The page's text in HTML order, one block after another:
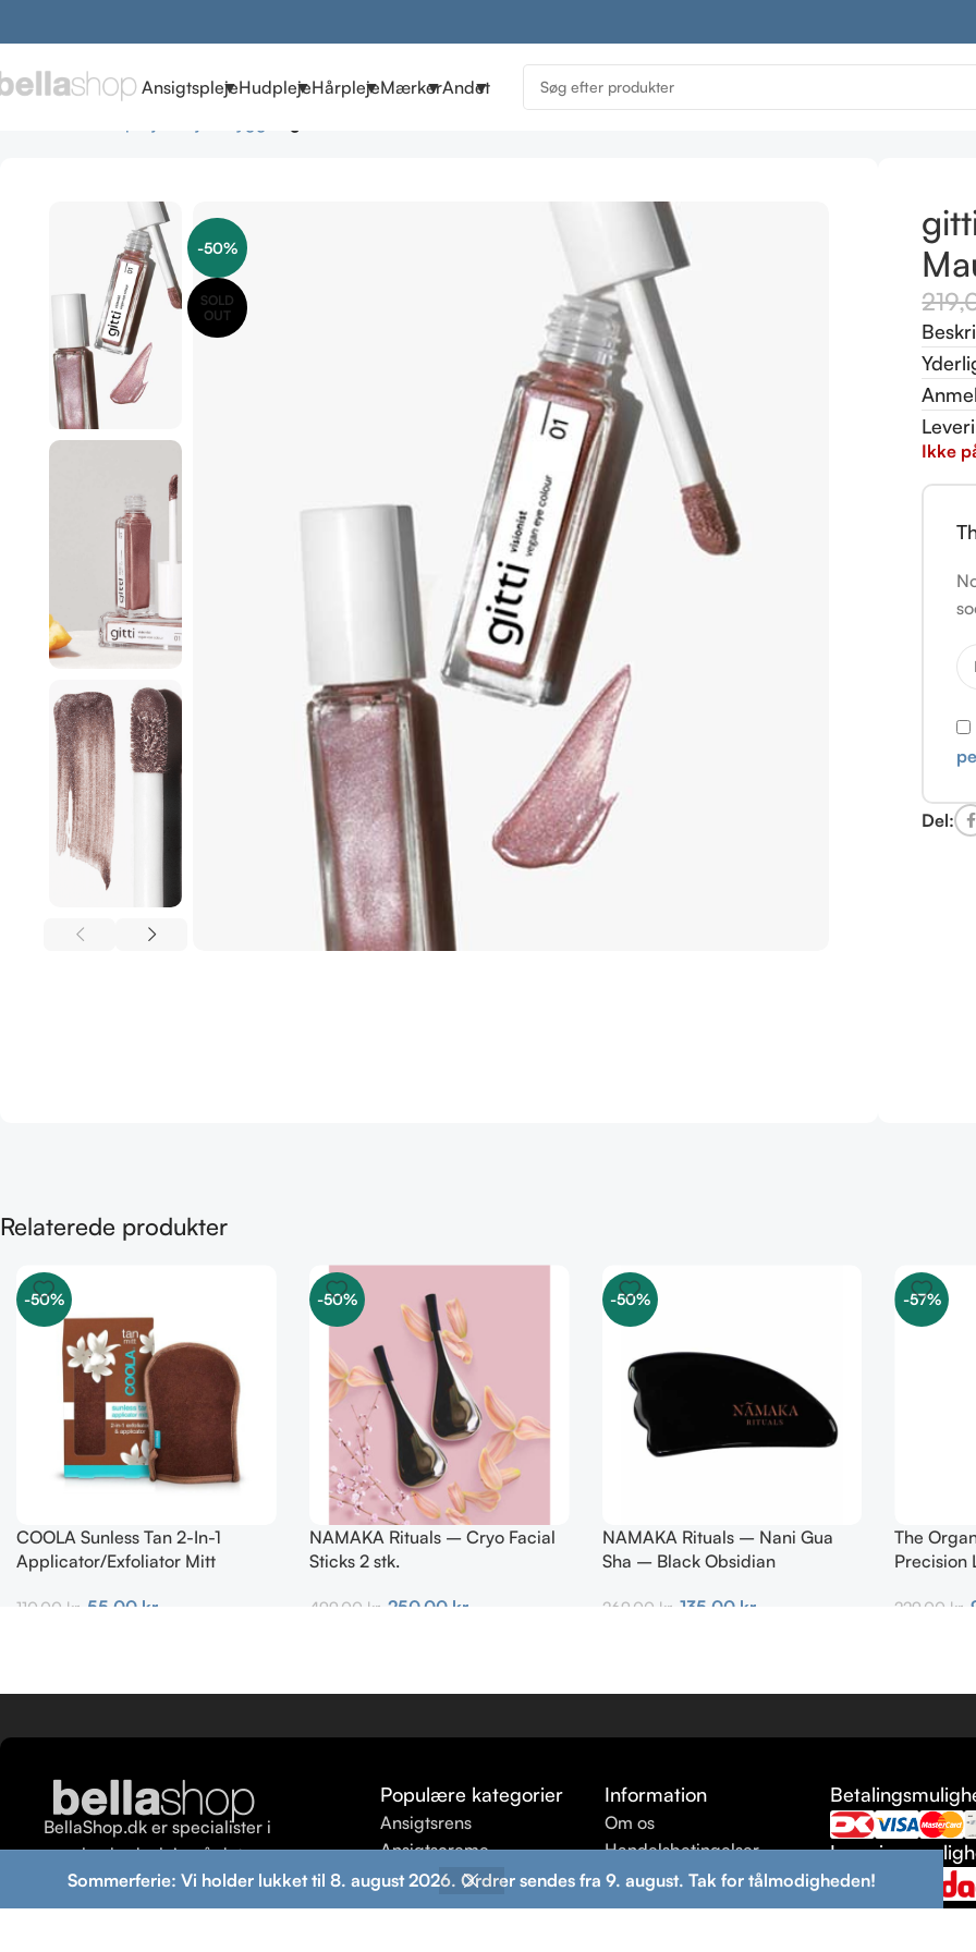
Sommerferie: Vi holder lukket til 8. august 2026. Ordrer sendes fra 9. august. Tak for tålmodigheden!
AnsigtsplejeHudplejeHårplejeMærkerAndet
-50%
SOLD
OUT
Ikke
Del:
Relaterede produkter
-50%
COOLA Sunless Tan 2-In-1
Applicator/Exfoliator Mitt
110,00 kr. 55,00 kr.
-50%
NAMAKA Rituals – Cryo Facial
Sticks 2 stk.
499,00 kr. 250,00 kr.
-50%
NAMAKA Rituals – Nani Gua
Sha – Black Obsidian
269,00 kr. 135,00 kr.
-57%
The
Precision
229,00 kr.
BellaShop.dk er specialister i
ren skønhedspleje på det
danske marked.
Populære kategorier
Ansigtsrens
Ansigtscreme
Hårpleje
Ansigtspeeling
Information
Om os
Handelsbetingelser
Leveringsbetingelser
Returneringsbetingelser